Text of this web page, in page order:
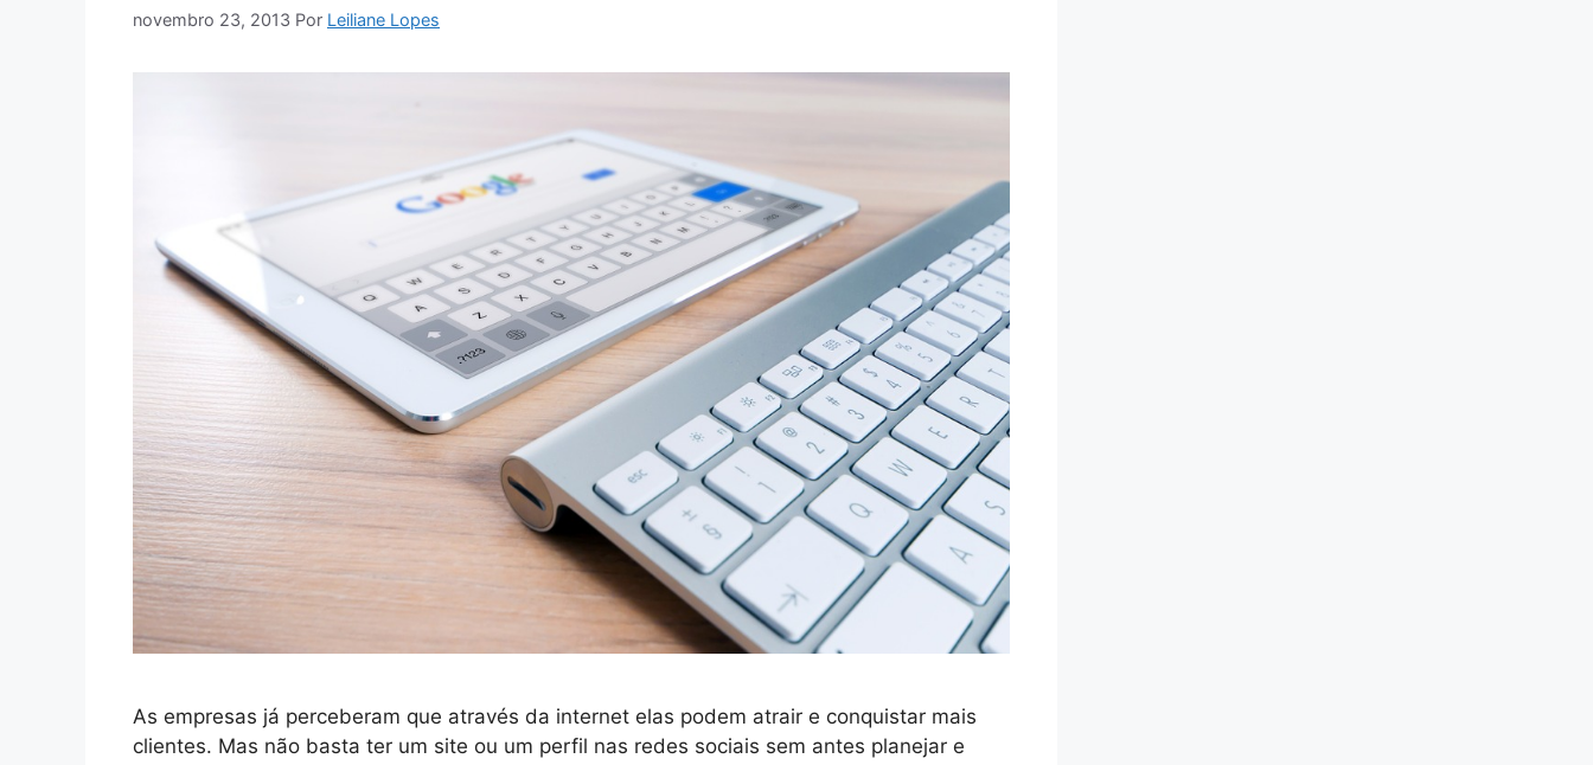
novembro 23, 2013 Por Leiliane Lopes
As empresas já perceberam que através da internet elas podem atrair e conquistar mais
clientes. Mas não basta ter um site ou um perfil nas redes sociais sem antes planejar e